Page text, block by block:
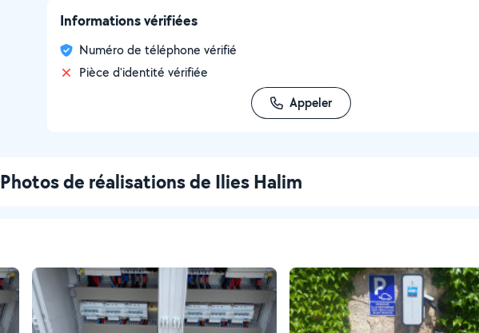
Informations vérifiées
Numéro de téléphone vérifié
Pièce d'identité vérifiée
Appeler
Photos de réalisations de Ilies Halim